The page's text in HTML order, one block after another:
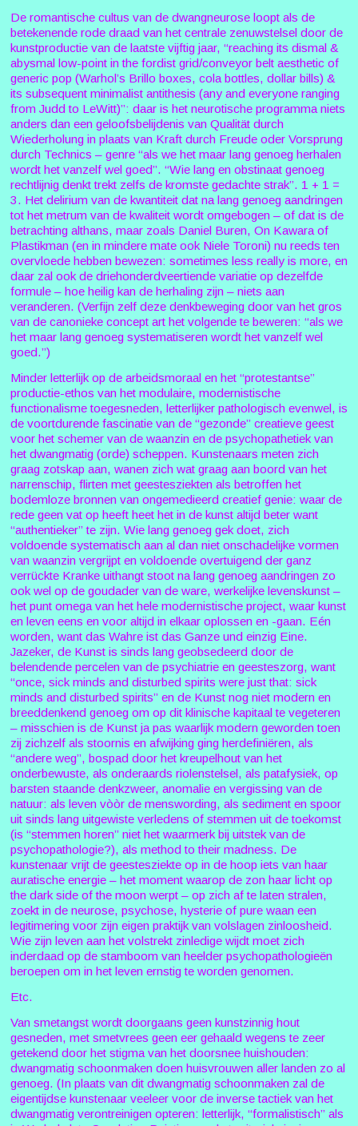
De romantische cultus van de dwangneurose loopt als de
betekenende rode draad van het centrale zenuwstelsel door de
kunstproductie van de laatste vijftig jaar, “reaching its dismal &
abysmal low-point in the fordist grid/conveyor belt aesthetic of
generic pop (Warhol’s Brillo boxes, cola bottles, dollar bills) &
its subsequent minimalist antithesis (any and everyone ranging
from Judd to LeWitt)”: daar is het neurotische programma niets
anders dan een geloofsbelijdenis van Qualität durch
Wiederholung in plaats van Kraft durch Freude oder Vorsprung
durch Technics – genre “als we het maar lang genoeg herhalen
wordt het vanzelf wel goed”. “Wie lang en obstinaat genoeg
rechtlijnig denkt trekt zelfs de kromste gedachte strak”. 1 + 1 =
3. Het delirium van de kwantiteit dat na lang genoeg aandringen
tot het metrum van de kwaliteit wordt omgebogen – of dat is de
betrachting althans, maar zoals Daniel Buren, On Kawara of
Plastikman (en in mindere mate ook Niele Toroni) nu reeds ten
overvloede hebben bewezen: sometimes less really is more, en
daar zal ook de driehonderdveertiende variatie op dezelfde
formule – hoe heilig kan de herhaling zijn – niets aan
veranderen. (Verfijn zelf deze denkbeweging door van het gros
van de canonieke concept art het volgende te beweren: “als we
het maar lang genoeg systematiseren wordt het vanzelf wel
goed.”)
Minder letterlijk op de arbeidsmoraal en het “protestantse”
productie-ethos van het modulaire, modernistische
functionalisme toegesneden, letterlijker pathologisch evenwel, is
de voortdurende fascinatie van de “gezonde” creatieve geest
voor het schemer van de waanzin en de psychopathetiek van
het dwangmatig (orde) scheppen. Kunstenaars meten zich
graag zotskap aan, wanen zich wat graag aan boord van het
narrenschip, flirten met geestesziekten als betroffen het
bodemloze bronnen van ongemedieerd creatief genie: waar de
rede geen vat op heeft heet het in de kunst altijd beter want
“authentieker” te zijn. Wie lang genoeg gek doet, zich
voldoende systematisch aan al dan niet onschadelijke vormen
van waanzin vergrijpt en voldoende overtuigend der ganz
verrückte Kranke uithangt stoot na lang genoeg aandringen zo
ook wel op de goudader van de ware, werkelijke levenskunst –
het punt omega van het hele modernistische project, waar kunst
en leven eens en voor altijd in elkaar oplossen en -gaan. Eén
worden, want das Wahre ist das Ganze und einzig Eine.
Jazeker, de Kunst is sinds lang geobsedeerd door de
belendende percelen van de psychiatrie en geesteszorg, want
“once, sick minds and disturbed spirits were just that: sick
minds and disturbed spirits” en de Kunst nog niet modern en
breeddenkend genoeg om op dit klinische kapitaal te vegeteren
– misschien is de Kunst ja pas waarlijk modern geworden toen
zij zichzelf als stoornis en afwijking ging herdefiniëren, als
“andere weg”, bospad door het kreupelhout van het
onderbewuste, als onderaards riolenstelsel, als patafysiek, op
barsten staande denkzweer, anomalie en vergissing van de
natuur: als leven vòòr de menswording, als sediment en spoor
uit sinds lang uitgewiste verledens of stemmen uit de toekomst
(is “stemmen horen” niet het waarmerk bij uitstek van de
psychopathologie?), als method to their madness. De
kunstenaar vrijt de geestesziekte op in de hoop iets van haar
auratische energie – het moment waarop de zon haar licht op
the dark side of the moon werpt – op zich af te laten stralen,
zoekt in de neurose, psychose, hysterie of pure waan een
legitimering voor zijn eigen praktijk van volslagen zinloosheid.
Wie zijn leven aan het volstrekt zinledige wijdt moet zich
inderdaad op de stamboom van heelder psychopathologieën
beroepen om in het leven ernstig te worden genomen.
Etc.
Van smetangst wordt doorgaans geen kunstzinnig hout
gesneden, met smetvrees geen eer gehaald wegens te zeer
getekend door het stigma van het doorsnee huishouden:
dwangmatig schoonmaken doen huisvrouwen aller landen zo al
genoeg. (In plaats van dit dwangmatig schoonmaken zal de
eigentijdse kunstenaar veeleer voor de inverse tactiek van het
dwangmatig verontreinigen opteren: letterlijk, “formalistisch” als